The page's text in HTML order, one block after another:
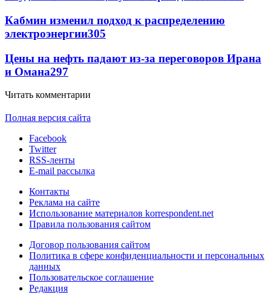
Кабмин изменил подход к распределению
электроэнергии305
Цены на нефть падают из-за переговоров Ирана
и Омана297
Читать комментарии
Полная версия сайта
Facebook
Twitter
RSS-ленты
E-mail рассылка
Контакты
Реклама на сайте
Использование материалов korrespondent.net
Правила пользования сайтом
Договор пользования сайтом
Политика в сфере конфиденциальности и персональных
данных
Пользовательское соглашение
Редакция